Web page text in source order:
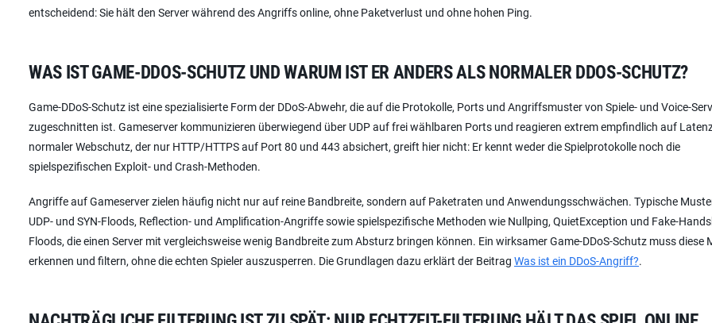
entscheidend: Sie hält den Server während des Angriffs online, ohne Paketverlust und ohne hohen Ping.
WAS IST GAME-DDOS-SCHUTZ UND WARUM IST ER ANDERS ALS NORMALER DDOS-SCHUTZ?
Game-DDoS-Schutz ist eine spezialisierte Form der DDoS-Abwehr, die auf die Protokolle, Ports und Angriffsmuster von Spiele- und Voice-
zugeschnitten ist. Gameserver kommunizieren überwiegend über UDP auf frei wählbaren Ports und reagieren extrem empfindlich auf
normaler Webschutz, der nur HTTP/HTTPS auf Port 80 und 443 absichert, greift hier nicht: Er kennt weder die Spielprotokolle noch die
spielspezifischen Exploit- und Crash-Methoden.
Angriffe auf Gameserver zielen häufig nicht nur auf reine Bandbreite, sondern auf Paketraten und Anwendungsschwächen. Typische
UDP- und SYN-Floods, Reflection- und Amplification-Angriffe sowie spielspezifische Methoden wie Nullping, QuietException und Fake-
Floods, die einen Server mit vergleichsweise wenig Bandbreite zum Absturz bringen können. Ein wirksamer Game-DDoS-Schutz muss diese
erkennen und filtern, ohne die echten Spieler auszusperren. Die Grundlagen dazu erklärt der Beitrag Was ist ein DDoS-Angriff?.